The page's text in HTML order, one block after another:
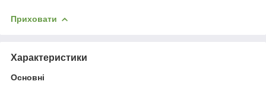
Приховати
Характеристики
Основні